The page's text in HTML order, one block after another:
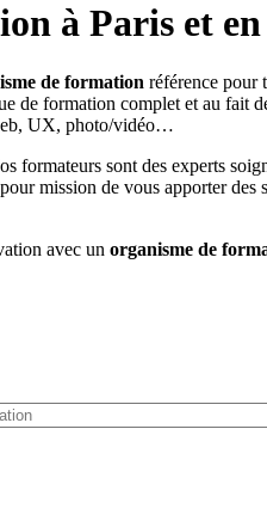
à Paris et
de formation référence pour
de formation complet et au fait
UX, photo/vidéo…
formateurs sont des experts
mission de vous apporter
avec un organisme de